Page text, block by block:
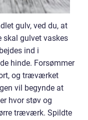
gulv, ved du, at
skal gulvet vaskes
ind i
hinde. Forsømmer
og træværket
vil begynde at
hvor støv og
træværk. Spildte